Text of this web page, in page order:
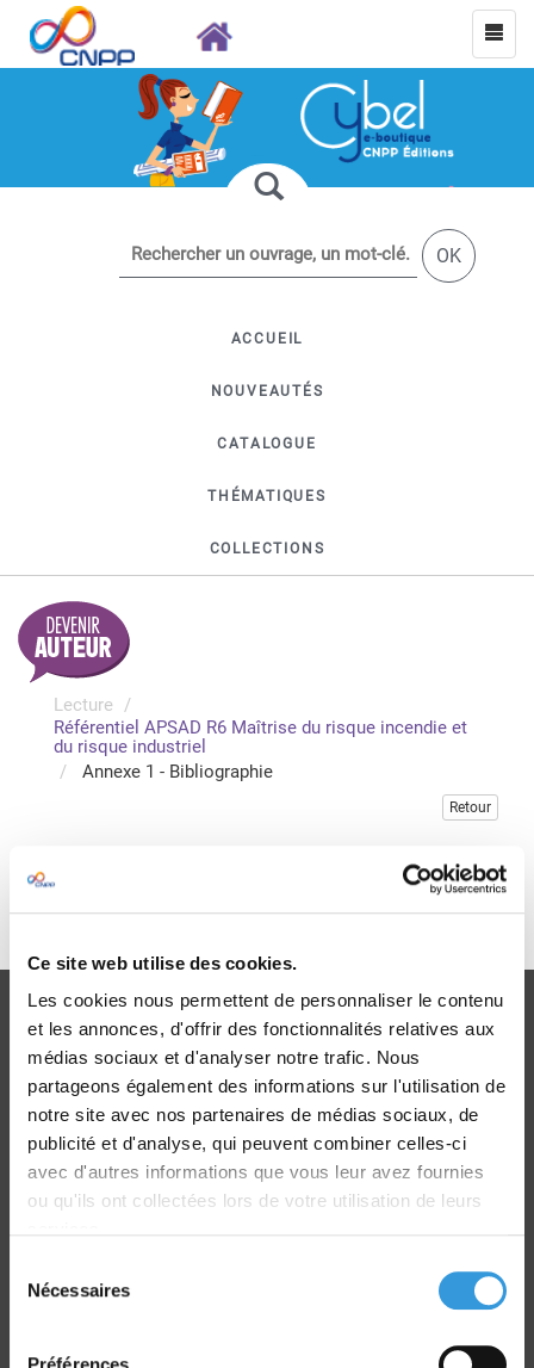
Ce site web utilise des cookies.
Les cookies nous permettent de personnaliser le contenu
et les annonces, d'offrir des fonctionnalités relatives aux
médias sociaux et d'analyser notre trafic. Nous
partageons également des informations sur l'utilisation de
notre site avec nos partenaires de médias sociaux, de
publicité et d'analyse, qui peuvent combiner celles-ci
avec d'autres informations que vous leur avez fournies
ou qu'ils ont collectées lors de votre utilisation de leurs
Nécessaires
Préférences
OK
ACCUEIL
NOUVEAUTÉS
CATALOGUE
THÉMATIQUES
COLLECTIONS
Lecture
Référentiel APSAD R6 Maîtrise du risque incendie et
du risque industriel
Annexe 1 - Bibliographie
Retour
Veuillez vous connecter pour accéder à cette publication
Je me connecte
Livraison
dans le monde entier